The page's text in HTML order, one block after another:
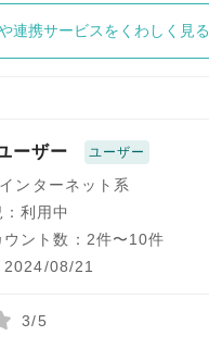
連携サービスをくわしく見る
ーザー ユーザー
ンターネット系
利用中
ウント数：2件〜10件
2024/08/21
3/5